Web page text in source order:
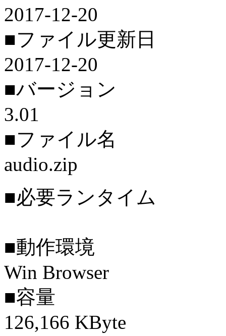
2017-12-20
■ファイル更新日
2017-12-20
■バージョン
3.01
■ファイル名
audio.zip
■必要ランタイム
■動作環境
Win Browser
■容量
126,166 KByte